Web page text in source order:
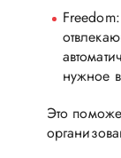
нужное
Это